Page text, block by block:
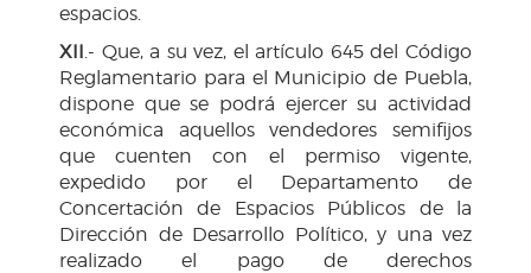
espacios.
XII .- Que, a su vez, el artículo 645 del Código
Reglamentario para el Municipio de Puebla,
dispone que se podrá ejercer su actividad
económica aquellos vendedores semifijos
que cuenten con el permiso vigente,
expedido por el Departamento de
Concertación de Espacios Públicos de la
Dirección de Desarrollo Político, y una vez
realizado el pago de derechos